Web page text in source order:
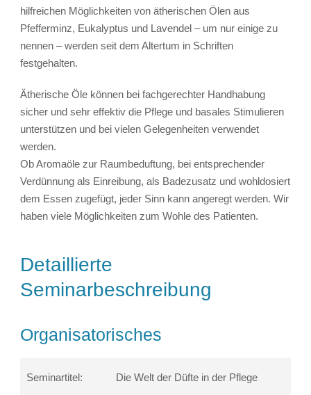
hilfreichen Möglichkeiten von ätherischen Ölen aus
Pfefferminz, Eukalyptus und Lavendel – um nur einige zu
nennen – werden seit dem Altertum in Schriften
festgehalten.
Ätherische Öle können bei fachgerechter Handhabung
sicher und sehr effektiv die Pflege und basales Stimulieren
unterstützen und bei vielen Gelegenheiten verwendet
werden.
Ob Aromaöle zur Raumbeduftung, bei entsprechender
Verdünnung als Einreibung, als Badezusatz und wohldosiert
dem Essen zugefügt, jeder Sinn kann angeregt werden. Wir
haben viele Möglichkeiten zum Wohle des Patienten.
Detaillierte
Seminarbeschreibung
Organisatorisches
Seminartitel: Die Welt der Düfte in der Pflege